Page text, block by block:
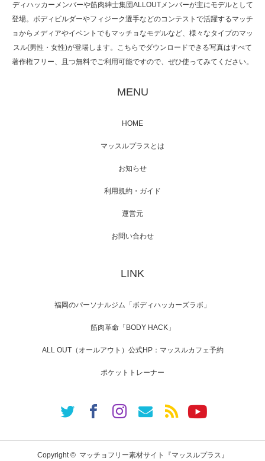
た（6/8放送）
映画「メカバース」舞台挨拶へマッスルプラ
【TV】NHK BS「COOL JAPAN 」にてマッス
「ねとらぼ」さんに…
ディハッカーメンバーや筋肉紳士集団ALLOUTメンバーが主にモデルとして
登場。ボディビルダーやフィジーク選手などのコンテストで活躍するマッチ
ョからメディアやイベントでもマッチョなモデルなど、様々なタイプのマッ
スル(男性・女性)が登場します。こちらでダウンロードできる写真はすべて
著作権フリー、且つ無料でご利用可能ですので、ぜひ使ってみてください。
MENU
HOME
マッスルプラスとは
お知らせ
利用規約・ガイド
運営元
お問い合わせ
LINK
福岡のパーソナルジム「ボディハッカーズラボ」
筋肉革命「BODY HACK」
ALL OUT（オールアウト）公式HP：マッスルカフェ予約
ポケットトレーナー
Copyright © マッチョフリー素材サイト『マッスルプラス』